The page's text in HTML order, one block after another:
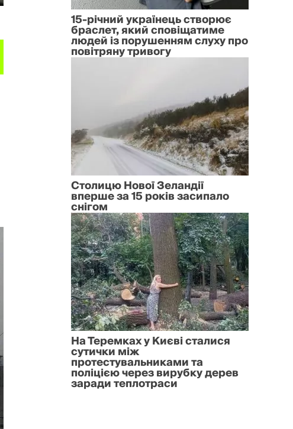
15-річний українець створює
браслет, який сповіщатиме
людей із порушенням слуху про
повітряну тривогу
Столицю Нової Зеландії
вперше за 15 років засипало
снігом
На Теремках у Києві сталися
сутички між
протестувальниками та
поліцією через вирубку дерев
заради теплотраси